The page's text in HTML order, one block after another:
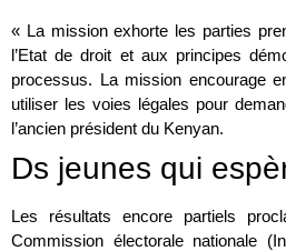
« La mission exhorte les parties
l’Etat de droit et aux principes
processus. La mission encourage
utiliser les voies légales pour
l’ancien président du Kenyan.
Ds jeunes qui
Les résultats encore partiels
Commission électorale nationale